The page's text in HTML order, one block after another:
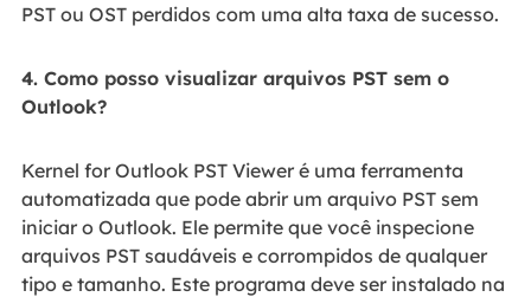
PST ou OST perdidos com uma alta taxa de sucesso.
4. Como posso visualizar arquivos PST sem o
Outlook?
Kernel for Outlook PST Viewer é uma ferramenta
automatizada que pode abrir um arquivo PST sem
iniciar o Outlook. Ele permite que você inspecione
arquivos PST saudáveis e corrompidos de qualquer
tipo e tamanho. Este programa deve ser instalado na